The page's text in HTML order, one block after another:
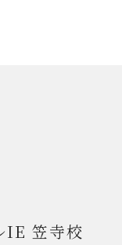
IE 笠寺校